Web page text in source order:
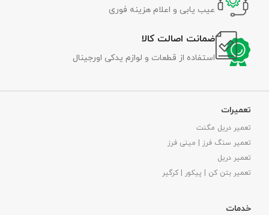
عیب یابی و اعلام هزینه فوری
ضمانت اصالت کالا
استفاده از قطعات و لوازم یدکی اورجینال
تعمیرات
تعمیر دریل مگنت
تعمیر سنگ فرز | مینی فرز
تعمیر دریل
تعمیر بتن کن | پیکور | کرگیر
خدمات